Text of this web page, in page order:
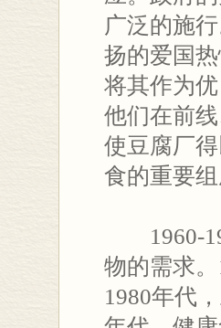
广泛的施
扬的爱国
将其作为
他们在前
使豆腐厂
食的重要
1960-
物的需求
1980年代